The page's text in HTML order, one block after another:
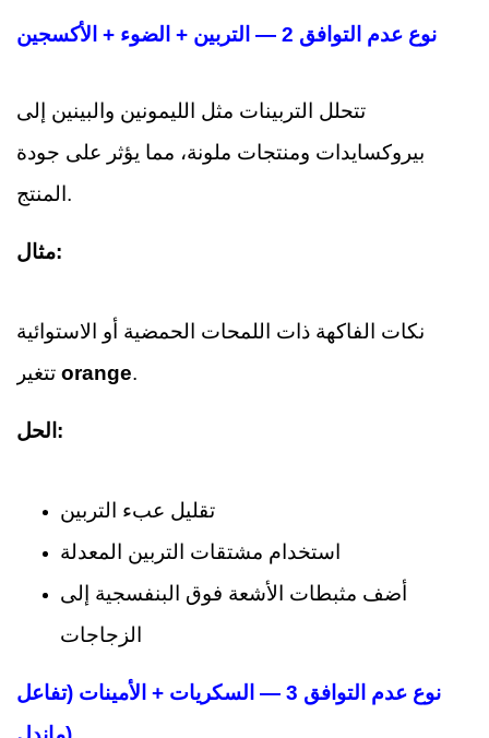
نوع عدم التوافق 2 — التربين + الضوء + الأكسجين
تتحلل التربينات مثل الليمونين والبينين إلى
بيروكسايدات ومنتجات ملونة، مما يؤثر على جودة
المنتج.
مثال:
نكات الفاكهة ذات اللمحات الحمضية أو الاستوائية
orange.
الحل:
تقليل عبء التربين
استخدام مشتقات التربين المعدلة
أضف مثبطات الأشعة فوق البنفسجية إلى
الزجاجات
نوع عدم التوافق 3 — السكريات + الأمينات (تفاعل